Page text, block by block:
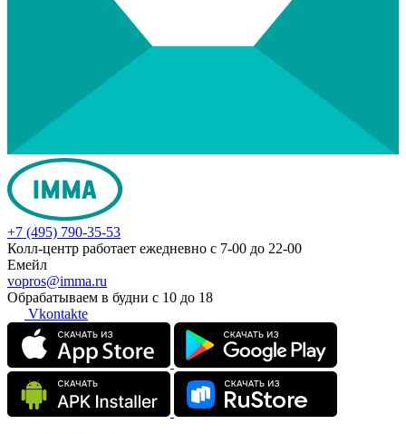
+7 (495) 790-35-53
Колл-центр работает ежедневно с 7-00 до 22-00
Емейл
vopros@imma.ru
Обрабатываем в будни с 10 до 18
Vkontakte